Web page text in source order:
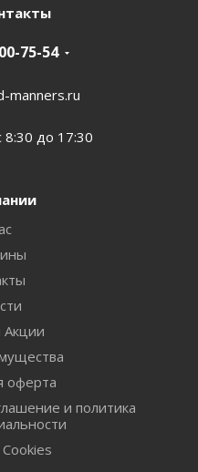
75-54
manners.ru
8:30 до 17:30
Акции
оферта
и политика